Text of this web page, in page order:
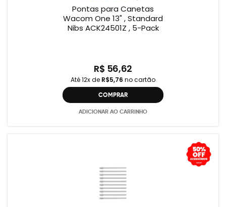
Pontas para Canetas
Wacom One 13" , Standard
Nibs ACK24501Z , 5-Pack
R$ 56,62
Até 12x de R$5,76 no cartão
COMPRAR
ADICIONAR AO CARRINHO